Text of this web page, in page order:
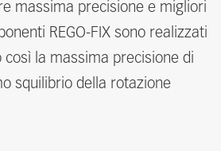
massima precisione e migliori
REGO-FIX sono realizzati
così la massima precisione di
squilibrio della rotazione